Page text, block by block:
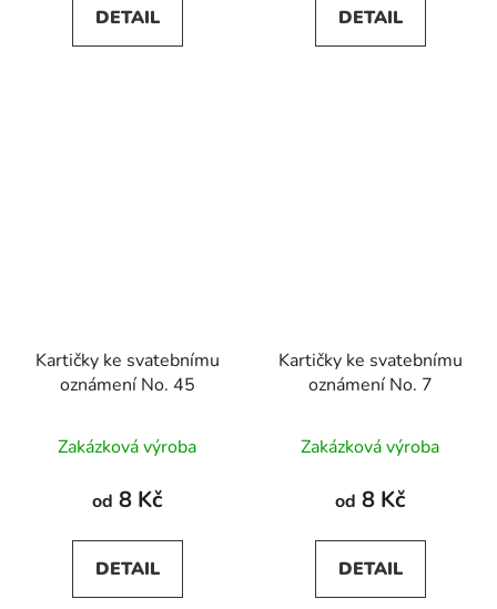
DETAIL DETAIL
Kartičky ke svatebnímu
oznámení No. 45
Zakázková výroba
od 8 Kč
DETAIL
Kartičky ke svatebnímu
oznámení No. 7
Zakázková výroba
od 8 Kč
DETAIL